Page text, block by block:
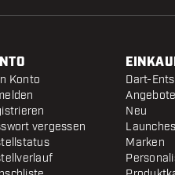
Konto
vergessen
Dart-
Angebote
Neu
Launches
Marken